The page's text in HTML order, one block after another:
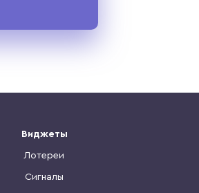
Виджеты
Лотереи
Сигналы